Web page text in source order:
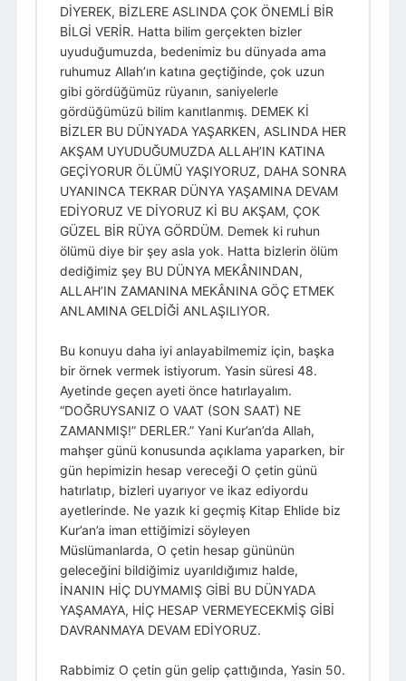
DİYEREK, BİZLERE ASLINDA ÇOK ÖNEMLİ BİR
BİLGİ VERİR. Hatta bilim gerçekten bizler
uyuduğumuzda, bedenimiz bu dünyada ama
ruhumuz Allah’ın katına geçtiğinde, çok uzun
gibi gördüğümüz rüyanın, saniyelerle
gördüğümüzü bilim kanıtlanmış. DEMEK Kİ
BİZLER BU DÜNYADA YAŞARKEN, ASLINDA HER
AKŞAM UYUDUĞUMUZDA ALLAH’IN KATINA
GEÇİYORUR ÖLÜMÜ YAŞIYORUZ, DAHA SONRA
UYANINCA TEKRAR DÜNYA YAŞAMINA DEVAM
EDİYORUZ VE DİYORUZ Kİ BU AKŞAM, ÇOK
GÜZEL BİR RÜYA GÖRDÜM. Demek ki ruhun
ölümü diye bir şey asla yok. Hatta bizlerin ölüm
dediğimiz şey BU DÜNYA MEKÂNINDAN,
ALLAH’IN ZAMANINA MEKÂNINA GÖÇ ETMEK
ANLAMINA GELDİĞİ ANLAŞILIYOR.
Bu konuyu daha iyi anlayabilmemiz için, başka
bir örnek vermek istiyorum. Yasin süresi 48.
Ayetinde geçen ayeti önce hatırlayalım.
“DOĞRUYSANIZ O VAAT (SON SAAT) NE
ZAMANMIŞ!” DERLER.” Yani Kur’an’da Allah,
mahşer günü konusunda açıklama yaparken, bir
gün hepimizin hesap vereceği O çetin günü
hatırlatıp, bizleri uyarıyor ve ikaz ediyordu
ayetlerinde. Ne yazık ki geçmiş Kitap Ehlide biz
Kur’an’a iman ettiğimizi söyleyen
Müslümanlarda, O çetin hesap gününün
geleceğini bildiğimiz uyarıldığımız halde,
İNANIN HİÇ DUYMAMIŞ GİBİ BU DÜNYADA
YAŞAMAYA, HİÇ HESAP VERMEYECEKMİŞ GİBİ
DAVRANMAYA DEVAM EDİYORUZ.
Rabbimiz O çetin gün gelip çattığında, Yasin 50.